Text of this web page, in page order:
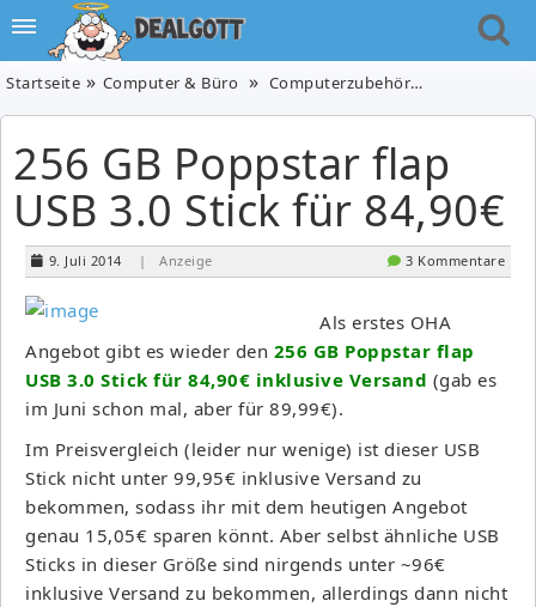
Startseite Computer & Büro Computerzubehör
256 GB Poppstar flap
USB 3.0 Stick für 84,90€
9. Juli 2014 | Anzeige 3 Kommentare
Als erstes OHA
Angebot gibt es wieder den 256 GB Poppstar flap
USB 3.0 Stick für 84,90€ inklusive Versand (gab es
im Juni schon mal, aber für 89,99€).
Im Preisvergleich (leider nur wenige) ist dieser USB
Stick nicht unter 99,95€ inklusive Versand zu
bekommen, sodass ihr mit dem heutigen Angebot
genau 15,05€ sparen könnt. Aber selbst ähnliche USB
Sticks in dieser Größe sind nirgends unter ~96€
inklusive Versand zu bekommen, allerdings dann nicht